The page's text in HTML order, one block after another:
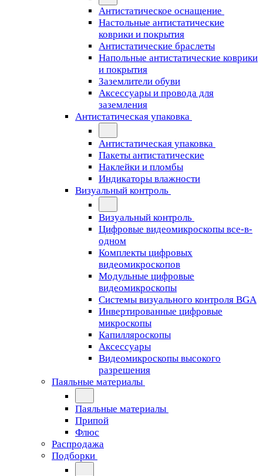
Антистатическое оснащение
Настольные антистатические
коврики и покрытия
Антистатические браслеты
Напольные антистатические коврики
и покрытия
Заземлители обуви
Аксессуары и провода для
заземления
Антистатическая упаковка
Антистатическая упаковка
Пакеты антистатические
Наклейки и пломбы
Индикаторы влажности
Визуальный контроль
Визуальный контроль
Цифровые видеомикроскопы все-в-
одном
Комплекты цифровых
видеомикроскопов
Модульные цифровые
видеомикроскопы
Cистемы визуального контроля BGA
Инвертированные цифровые
микроскопы
Капилляроскопы
Аксессуары
Видеомикроскопы высокого
разрешения
Паяльные материалы
Паяльные материалы
Припой
Флюс
Распродажа
Подборки